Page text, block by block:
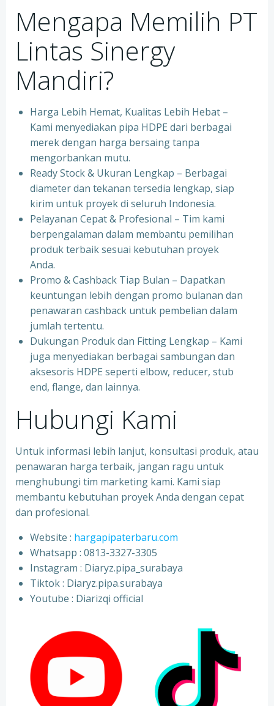
Mengapa Memilih PT
Lintas Sinergy
Mandiri?
Harga Lebih Hemat, Kualitas Lebih Hebat –
Kami menyediakan pipa HDPE dari berbagai
merek dengan harga bersaing tanpa
mengorbankan mutu.
Ready Stock & Ukuran Lengkap – Berbagai
diameter dan tekanan tersedia lengkap, siap
kirim untuk proyek di seluruh Indonesia.
Pelayanan Cepat & Profesional – Tim kami
berpengalaman dalam membantu pemilihan
produk terbaik sesuai kebutuhan proyek
Anda.
Promo & Cashback Tiap Bulan – Dapatkan
keuntungan lebih dengan promo bulanan dan
penawaran cashback untuk pembelian dalam
jumlah tertentu.
Dukungan Produk dan Fitting Lengkap – Kami
juga menyediakan berbagai sambungan dan
aksesoris HDPE seperti elbow, reducer, stub
end, flange, dan lainnya.
Hubungi Kami
Untuk informasi lebih lanjut, konsultasi produk, atau
penawaran harga terbaik, jangan ragu untuk
menghubungi tim marketing kami. Kami siap
membantu kebutuhan proyek Anda dengan cepat
dan profesional.
Website : hargapipaterbaru.com
Whatsapp : 0813-3327-3305
⁠Instagram : Diaryz.pipa_surabaya
⁠Tiktok : Diaryz.pipa.surabaya
⁠Youtube : Diarizqi official